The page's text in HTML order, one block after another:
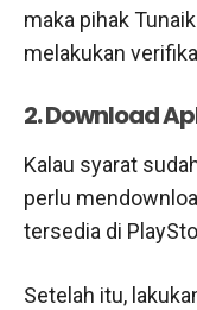
maka pihak
melakukan
2. Download
Kalau syarat
perlu
tersedia di
Setelah itu,